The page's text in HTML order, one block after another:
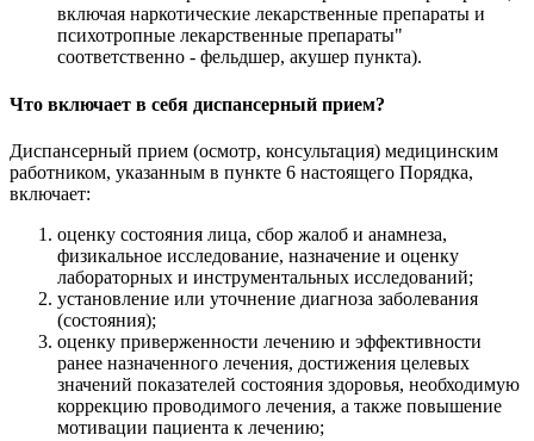
включая наркотические лекарственные препараты и
психотропные лекарственные препараты"
соответственно - фельдшер, акушер пункта).
Что включает в себя диспансерный прием?
Диспансерный прием (осмотр, консультация) медицинским
работником, указанным в пункте 6 настоящего Порядка,
включает:
оценку состояния лица, сбор жалоб и анамнеза,
физикальное исследование, назначение и оценку
лабораторных и инструментальных исследований;
установление или уточнение диагноза заболевания
(состояния);
оценку приверженности лечению и эффективности
ранее назначенного лечения, достижения целевых
значений показателей состояния здоровья, необходимую
коррекцию проводимого лечения, а также повышение
мотивации пациента к лечению;